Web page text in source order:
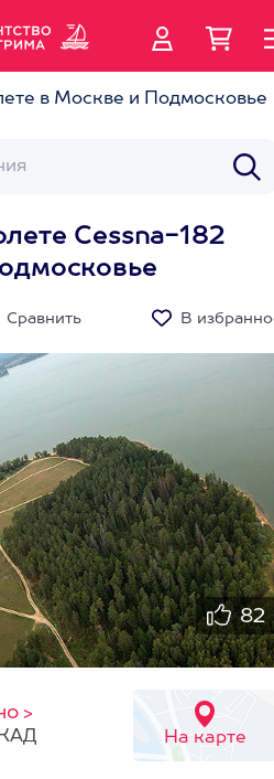
в Москве и Подмосковье
Cessna-182
Сравнить В
82
>
На карте